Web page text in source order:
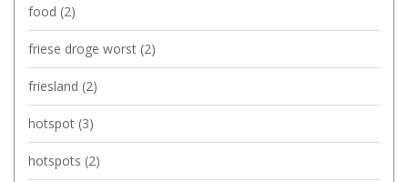
food (2)
friese droge worst (2)
friesland (2)
hotspot (3)
hotspots (2)